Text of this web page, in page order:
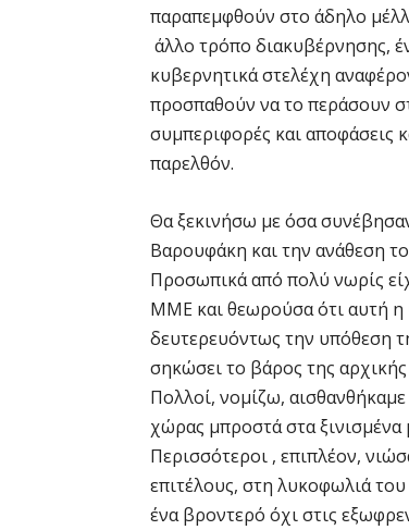
παραπεμφθούν στο άδηλο
άλλο τρόπο διακυβέρνησης,
κυβερνητικά στελέχη
προσπαθούν να το περάσουν
συμπεριφορές και αποφάσεις
παρελθόν.
Θα ξεκινήσω με όσα
Βαρουφάκη και την ανάθεση
Προσωπικά από πολύ νωρίς
ΜΜΕ και θεωρούσα ότι αυτή η
δευτερευόντως την υπόθεση
σηκώσει το βάρος της
Πολλοί, νομίζω,
χώρας μπροστά στα
Περισσότεροι , επιπλέον,
επιτέλους, στη λυκοφωλιά
ένα βροντερό όχι στις